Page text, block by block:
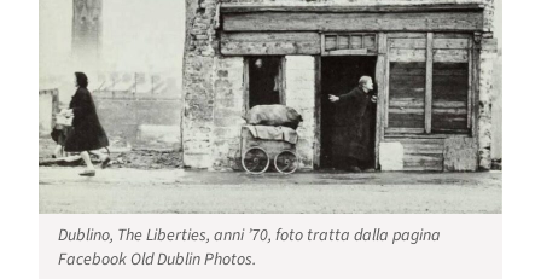
Dublino, The Liberties, anni ’70, foto tratta dalla pagina
Facebook Old Dublin Photos.